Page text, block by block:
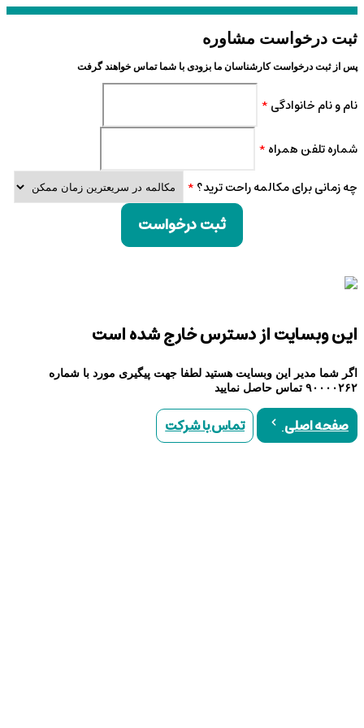
ثبت درخواست مشاوره
پس از ثبت درخواست کارشناسان ما بزودی با شما تماس خواهند گرفت
نام و نام خانوادگی *
شماره تلفن همراه *
چه زمانی برای مکالمه راحت ترید؟ *
ثبت درخواست
این وبسایت از دسترس خارج شده است
اگر شما مدیر این وبسایت هستید لطفا جهت پیگیری مورد با شماره
۹۰۰۰۰۲۶۲ تماس حاصل نمایید
صفحه اصلی تماس با شرکت